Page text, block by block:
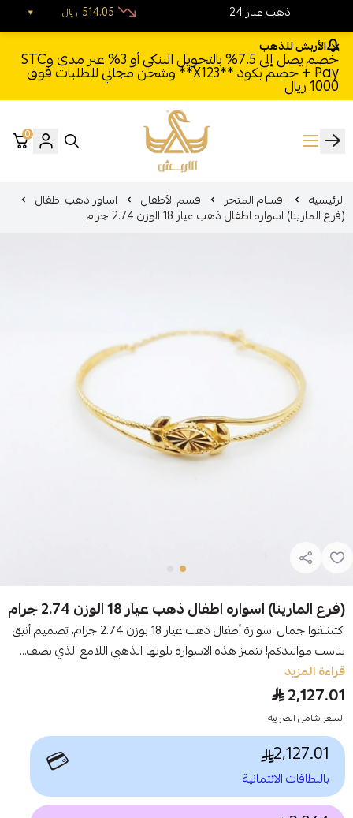
الأربش للذهب
خصم يصل إلى 7.5% بالتحويل البنكي أو 3% عبر مدى وSTC
Pay + خصم بكود **X123** وشحن مجاني للطلبات فوق
1000 ريال
الأربش للذهب
0
الرئيسية اقسام المتجر قسم الأطفال اساور ذهب اطفال
(فرع المارينا) اسواره اطفال ذهب عيار 18 الوزن 2.74 جرام
(فرع المارينا) اسواره اطفال ذهب عيار 18 الوزن 2.74 جرام
اكتشفوا جمال اسوارة أطفال ذهب عيار 18 بوزن 2.74 جرام، تصميم أنيق
يناسب مواليدكم! تتميز هذه الاسوارة بلونها الذهبي اللامع الذي يضف...
قراءة المزيد
2,127.01
السعر شامل الضريبه
2,127.01
بالبطاقات الائتمانية 💳
24 ذهب عيار ريال 514.05